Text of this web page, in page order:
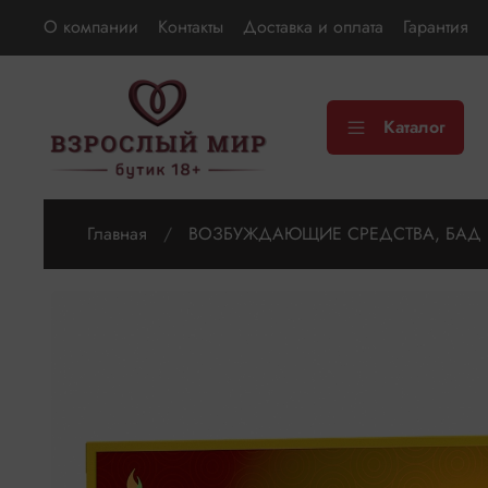
О компании Контакты Доставка и оплата Гарантия
Каталог
Главная ВОЗБУЖДАЮЩИЕ СРЕДСТВА, БАД